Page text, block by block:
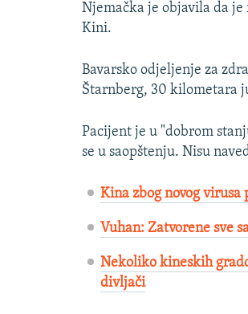
Njemačka je objavila da
Kini.
Bavarsko odjeljenje za
Štarnberg, 30 kilometara
Pacijent je u "dobrom
se u saopštenju. Nisu
Kina zbog novog
Vuhan: Zatvorene sve
Nekoliko kineskih
divljači